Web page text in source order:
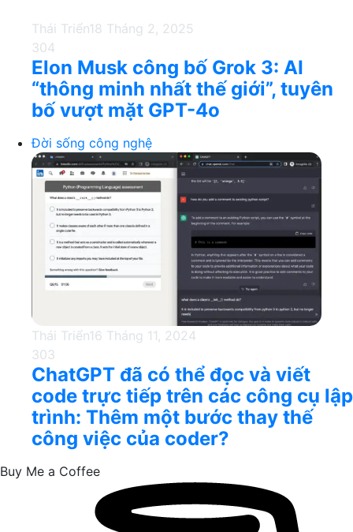
Thái Triển18 Tháng 2, 2025
304
Elon Musk công bố Grok 3: AI
“thông minh nhất thế giới”, tuyên
bố vượt mặt GPT-4o
Đời sống công nghệ
Thái Triển16 Tháng 11, 2024
303
ChatGPT đã có thể đọc và viết
code trực tiếp trên các công cụ lập
trình: Thêm một bước thay thế
công việc của coder?
Buy Me a Coffee